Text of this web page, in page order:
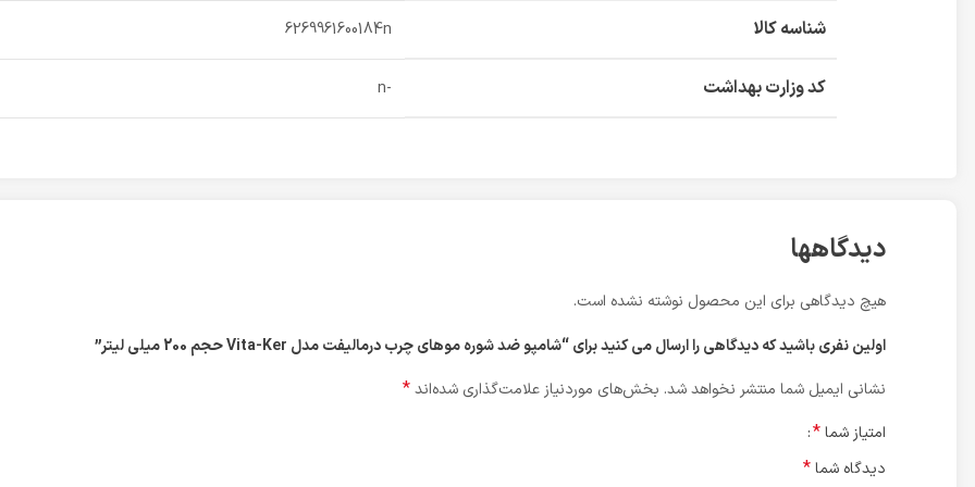
شناسه کالا 6269961600184n
کد وزارت بهداشت -n
دیدگاهها
هیچ دیدگاهی برای این محصول نوشته نشده است.
اولین نفری باشید که دیدگاهی را ارسال می کنید برای “شامپو ضد شوره موهای چرب درمالیفت مدل Vita-Ker حجم 200 میلی لیتر”
نشانی ایمیل شما منتشر نخواهد شد. بخش‌های موردنیاز علامت‌گذاری شده‌اند*
امتیاز شما*
دیدگاه شما*